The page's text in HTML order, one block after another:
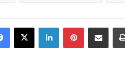
Facebook
X LinkedInPinterestShare via Email